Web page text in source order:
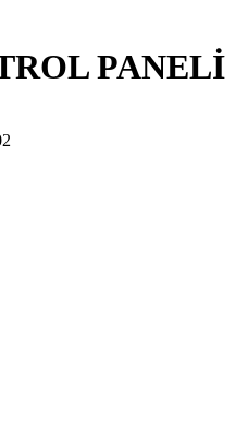
PANELİ